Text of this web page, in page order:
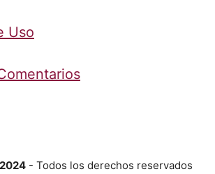
Uso
2024- Todos los derechos reservados